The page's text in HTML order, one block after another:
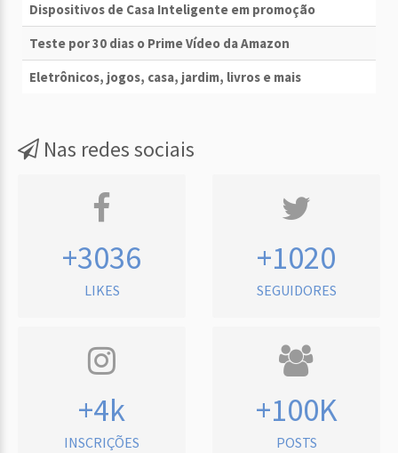
Dispositivos de Casa Inteligente em promoção
Teste por 30 dias o Prime Vídeo da Amazon
Eletrônicos, jogos, casa, jardim, livros e mais
Nas redes sociais
+3036
LIKES
+1020
SEGUIDORES
+4k
INSCRIÇÕES
+100K
POSTS